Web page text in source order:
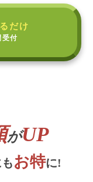
だけ
付
がUP
お特に!